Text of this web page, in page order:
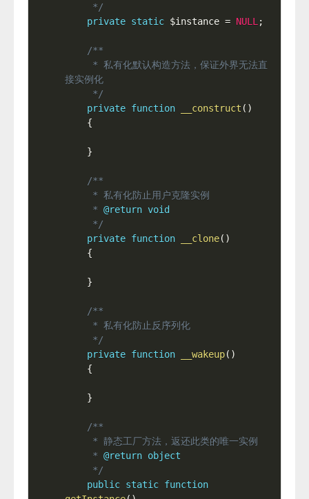
     */
private static $instance = NULL ;
/**
接实例化
     */
private function __construct ( )
{
}
/**
     *
@return void
     */
private function __clone( )
{
}
/**
     */
private function __wakeup( )
{
}
/**
     *
@return object
     */
public static function